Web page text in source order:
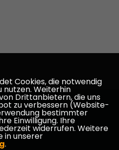
Darmstadt-
Cookies, die notwendig
nutzen. Weiterhin
Drittanbietern, die uns
zu verbessern (Website-
bestimmter
Einwilligung. Ihre
widerrufen. Weitere
in unserer
.